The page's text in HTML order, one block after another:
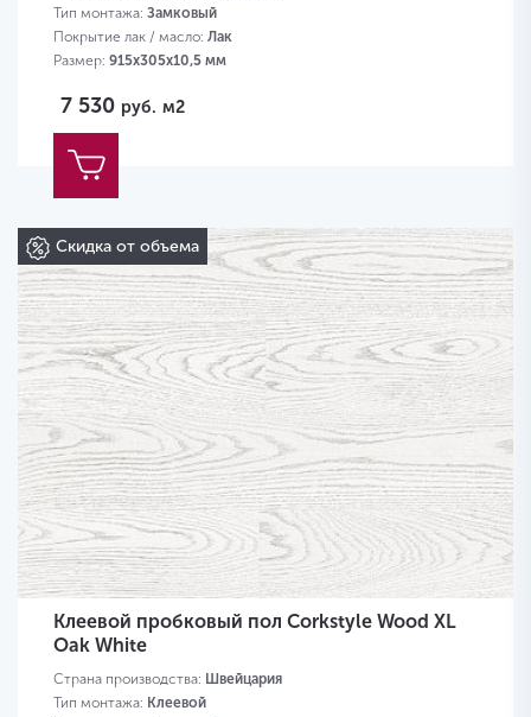
Тип монтажа: Замковый
Покрытие лак / масло: Лак
Размер: 915х305х10,5 мм
7 530 руб. м2
Скидка от объема
Клеевой пробковый пол Corkstyle Wood XL
Oak White
Страна производства: Швейцария
Тип монтажа: Клеевой